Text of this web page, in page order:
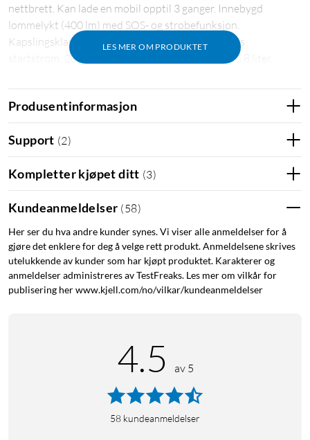
LES MER OM PRODUKTET
nettbrett. Kan lade en mobil opptil 3 ganger. Innebygd
lommelykt (400 lm) med SOS- og strobefunksjon.
Kapslingsklasse: IP65 (sprut- og støvsikker). Maks.
startstrøm: 2000 A. Maks. motorstørrelse: bensin 8 liter,
forlengelseskabel, USB-C-kabel og oppbevaringspose. Mål:
222x152x70 mm.
Noco
Boost
er
Produsentinformasjon
Support (2)
Kompletter kjøpet ditt (3)
Kundeanmeldelser (58)
Her ser du hva andre kunder synes. Vi viser alle anmeldelser for å
gjøre det enklere for deg å velge rett produkt. Anmeldelsene skrives
utelukkende av kunder som har kjøpt produktet. Karakterer og
anmeldelser administreres av TestFreaks. Les mer om vilkår for
publisering her www.kjell.com/no/vilkar/kundeanmeldelser
4.5 av 5
58 kundeanmeldelser